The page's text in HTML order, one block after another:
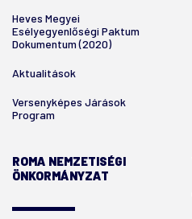
Heves Megyei
Esélyegyenlőségi Paktum
Dokumentum (2020)
Aktualitások
Versenyképes Járások
Program
ROMA NEMZETISÉGI
ÖNKORMÁNYZAT